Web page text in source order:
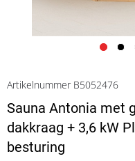
Artikelnummer B5052476
Sauna Antonia met
dakkraag + 3,6 kW
besturing